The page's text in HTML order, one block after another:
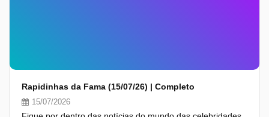
Rapidinhas da Fama (15/07/26) | Completo
15/07/2026